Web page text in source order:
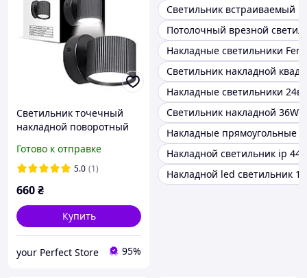
Светильник точечный
накладной поворотный
Spot Base GX53 Black
Готово к отправке
5.0 (1)
660₴
Купить
your Perfect Store 95%
Светильник встраиваемый
Потолочный врезной
Накладные светильники
Светильник накладной
Накладные светильники 24вт
Светильник накладной 36W
Накладные прямоугольные
Накладной светильник ip 44
Накладной led светильник